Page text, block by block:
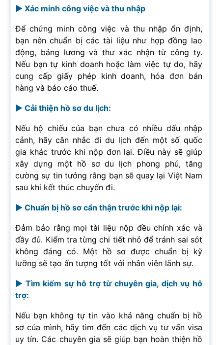
► Xác minh công việc và thu nhập
Để chứng minh công việc và thu nhập ổn định,
bạn nên chuẩn bị các tài liệu như hợp đồng lao
động, bảng lương và thư xác nhận từ công ty.
Nếu bạn tự kinh doanh hoặc làm việc tự do, hãy
cung cấp giấy phép kinh doanh, hóa đơn bán
hàng và báo cáo thuế.
► Cải thiện hồ sơ du lịch:
Nếu hộ chiếu của bạn chưa có nhiều dấu nhập
cảnh, hãy cân nhắc đi du lịch đến một số quốc
gia khác trước khi nộp đơn lại. Điều này sẽ giúp
xây dựng một hồ sơ du lịch phong phú, tăng
cường sự tin tưởng rằng bạn sẽ quay lại Việt Nam
sau khi kết thúc chuyến đi.
► Chuẩn bị hồ sơ cẩn thận trước khi nộp lại:
Đảm bảo rằng mọi tài liệu nộp đều chính xác và
đầy đủ. Kiểm tra từng chi tiết nhỏ để tránh sai sót
không đáng có. Một hồ sơ được chuẩn bị kỹ
lưỡng sẽ tạo ấn tượng tốt với nhân viên lãnh sự.
► Tìm kiếm sự hỗ trợ từ chuyên gia, dịch vụ hỗ
trợ:
Nếu bạn không tự tin vào khả năng chuẩn bị hồ
sơ của mình, hãy tìm đến các dịch vụ tư vấn visa
uy tín. Các chuyên gia sẽ giúp bạn hoàn thiện hồ